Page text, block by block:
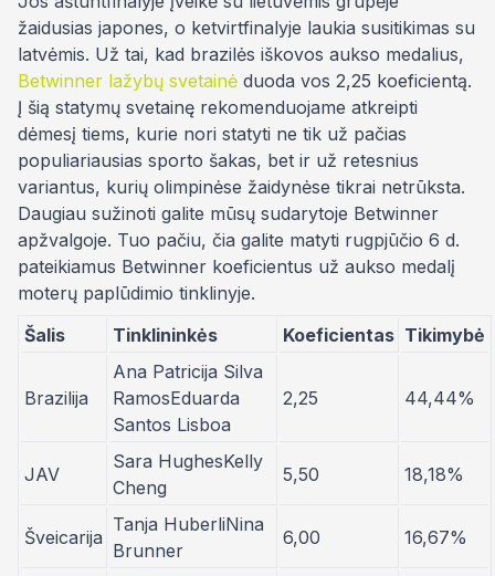
žaidusias japones, o ketvirtfinalyje laukia susitikimas su
latvėmis. Už tai, kad brazilės iškovos aukso medalius,
Betwinner lažybų svetainė duoda vos 2,25 koeficientą.
Į šią statymų svetainę rekomenduojame atkreipti
dėmesį tiems, kurie nori statyti ne tik už pačias
populiariausias sporto šakas, bet ir už retesnius
variantus, kurių olimpinėse žaidynėse tikrai netrūksta.
Daugiau sužinoti galite mūsų sudarytoje Betwinner
apžvalgoje. Tuo pačiu, čia galite matyti rugpjūčio 6 d.
pateikiamus Betwinner koeficientus už aukso medalį
moterų paplūdimio tinklinyje.
Šalis
Tinklininkės Koeficientas Tikimybė
Brazilija
Ana Patricija Silva
RamosEduarda
Santos Lisboa
2,25 44,44%
JAV
Sara HughesKelly
Cheng
5,50 18,18%
Šveicarija
Tanja HuberliNina
Brunner
6,00 16,67%